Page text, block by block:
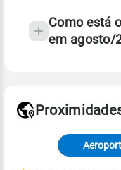
Como está
em agosto/
Fonte: dados
meteorológicas